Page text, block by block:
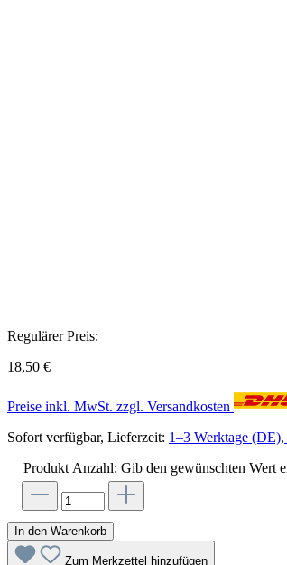
Regulärer Preis:
18,50 €
Preise inkl. MwSt. zzgl. Versandkosten
Sofort verfügbar, Lieferzeit: 1–3 Werktage
Produkt Anzahl: Gib den gewünschten Wert
In den Warenkorb
Zum Merkzettel hinzufügen